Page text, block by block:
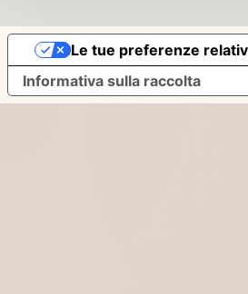
Informativa sulla raccolta
Le tue preferenze